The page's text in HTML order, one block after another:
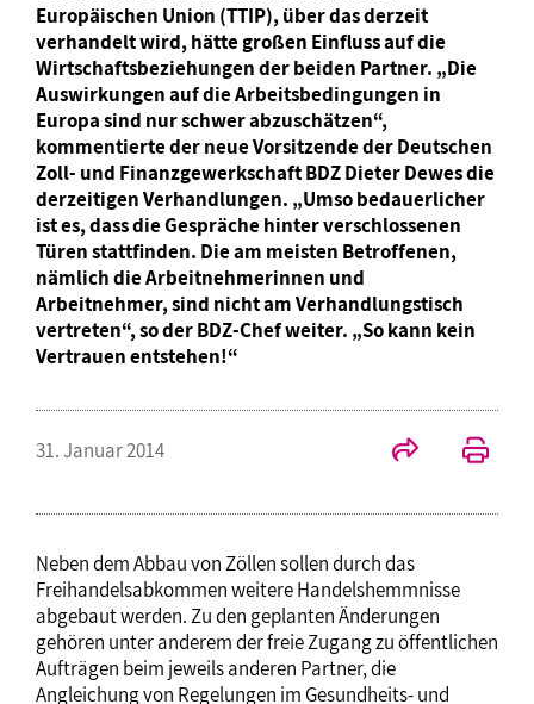
Europäischen Union (TTIP), über das derzeit
verhandelt wird, hätte großen Einfluss auf die
Wirtschaftsbeziehungen der beiden Partner. „Die
Auswirkungen auf die Arbeitsbedingungen in
Europa sind nur schwer abzuschätzen“,
kommentierte der neue Vorsitzende der Deutschen
Zoll- und Finanzgewerkschaft BDZ Dieter Dewes die
derzeitigen Verhandlungen. „Umso bedauerlicher
ist es, dass die Gespräche hinter verschlossenen
Türen stattfinden. Die am meisten Betroffenen,
nämlich die Arbeitnehmerinnen und
Arbeitnehmer, sind nicht am Verhandlungstisch
vertreten“, so der BDZ-Chef weiter. „So kann kein
Vertrauen entstehen!“
31. Januar 2014
Neben dem Abbau von Zöllen sollen durch das
Freihandelsabkommen weitere Handelshemmnisse
abgebaut werden. Zu den geplanten Änderungen
gehören unter anderem der freie Zugang zu öffentlichen
Aufträgen beim jeweils anderen Partner, die
Angleichung von Regelungen im Gesundheits- und